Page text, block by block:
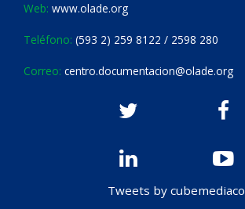
Web: www.olade.org
Teléfono: (593 2) 259 8122 / 2598 280
Correo: centro.documentacion@olade.org
Tweets by cubemediaco